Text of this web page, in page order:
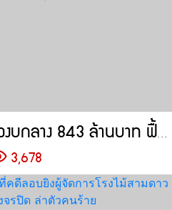
หาดใหญ่ | ครม. ไฟเขียวงบกลาง 843 ล้านบาท ฟื้นฟูระบบชลประทาน 5
3,678